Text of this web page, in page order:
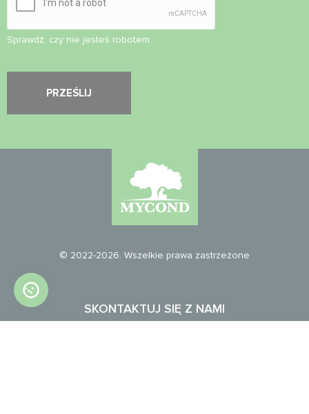
Sprawdź, czy nie jesteś robotem.
© 2022-2026. Wszelkie prawa zastrzeżone
SKONTAKTUJ SIĘ Z NAMI